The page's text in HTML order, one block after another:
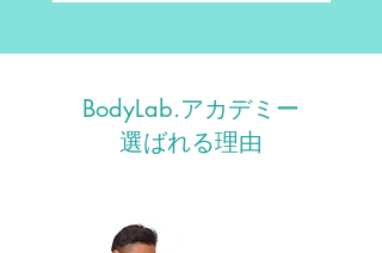
BodyLab.アカデミー
選ばれる理由